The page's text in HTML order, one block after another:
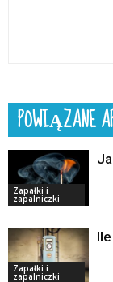
POWIĄZANE
Zapałki i
zapalniczki
Zapałki i
zapalniczki